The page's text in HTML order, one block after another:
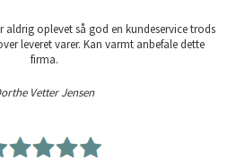
aldrig oplevet så god en kundeservice trods
leveret varer. Kan varmt anbefale dette
firma.
Vetter Jensen